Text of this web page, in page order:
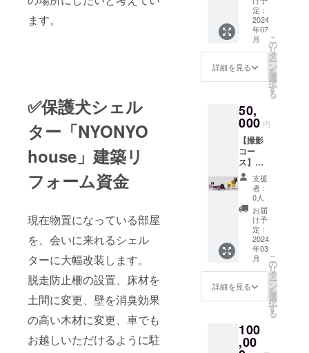
ます。
✅保護犬シェル
ター「NYONYO
house」建築リ
フォーム資金
現在物置になっている部屋
を、会いに来れるシェル
ターに大幅改装します。
脱走防止柵の設置、床材を
土間に変更、壁を消臭効果
の高い木材に変更、車でも
お越しいただけるように駐
護犬
シェル
ター
「NYO
NYO
house
」の建
せてい
ただき
ます。
●お礼
のメッ
セージ
●GLAN
Peace
コラボ
レー
ション
パー
カー
定：
2024
年07
月
詳細を見る
こ
の
リ
タ
ー
ン
を
選
択
す
る
50,
000 円
【撮影
コー
ス】
50000
円 ●保
護犬
シェル
ター
「NYO
NYO
house
」の建
築代に
あてさ
せてい
●お礼
のメッ
セージ
支援
者：
0人
お届
け予
定：
2024
年03
月
詳細を見る
こ
の
リ
タ
ー
ン
を
選
択
す
る
100
,00